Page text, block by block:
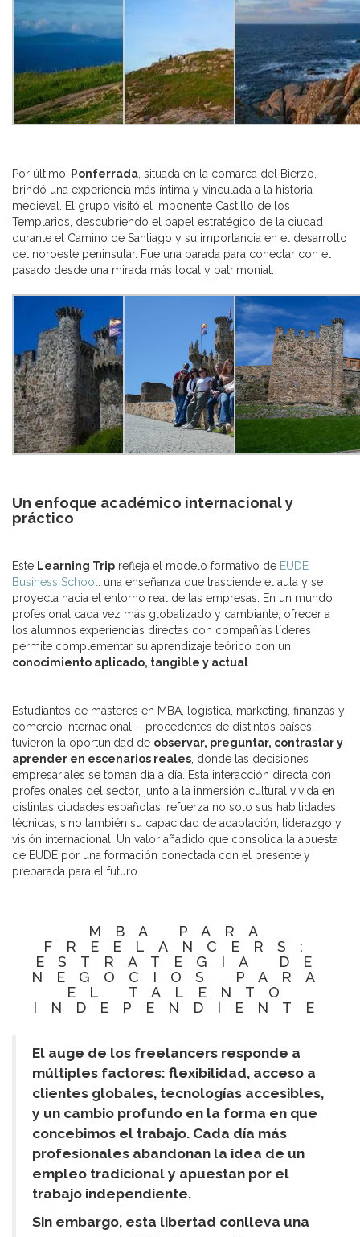
Por último, Ponferrada , situada en la comarca del Bierzo,
brindó una experiencia más íntima y vinculada a la historia
medieval. El grupo visitó el imponente Castillo de los
Templarios, descubriendo el papel estratégico de la ciudad
durante el Camino de Santiago y su importancia en el desarrollo
del noroeste peninsular. Fue una parada para conectar con el
pasado desde una mirada más local y patrimonial.
Un enfoque académico internacional y
práctico
Este Learning Trip refleja el modelo formativo de EUDE
Business School : una enseñanza que trasciende el aula y se
proyecta hacia el entorno real de las empresas. En un mundo
profesional cada vez más globalizado y cambiante, ofrecer a
los alumnos experiencias directas con compañías líderes
permite complementar su aprendizaje teórico con un
conocimiento aplicado, tangible y actual
Estudiantes de másteres en MBA, logística, marketing, finanzas y
comercio internacional —procedentes de distintos países—
tuvieron la oportunidad de observar, preguntar, contrastar y
aprender en escenarios reales , donde las decisiones
empresariales se toman día a día. Esta interacción directa con
profesionales del sector, junto a la inmersión cultural vivida en
distintas ciudades españolas, refuerza no solo sus habilidades
técnicas, sino también su capacidad de adaptación, liderazgo y
visión internacional. Un valor añadido que consolida la apuesta
de EUDE por una formación conectada con el presente y
preparada para el futuro.
MBA PARA
FREELANCERS:
ESTRATEGIA DE
NEGOCIOS PARA
EL TALENTO
INDEPENDIENTE
El auge de los freelancers responde a
múltiples factores: flexibilidad, acceso a
clientes globales, tecnologías accesibles,
y un cambio profundo en la forma en que
concebimos el trabajo. Cada día más
profesionales abandonan la idea de un
empleo tradicional y apuestan por el
trabajo independiente.
Sin embargo, esta libertad conlleva una